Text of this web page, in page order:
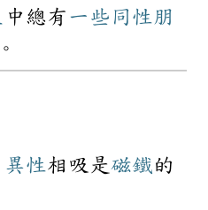
中總有 一些 同性朋
。
異性相吸是磁鐵的